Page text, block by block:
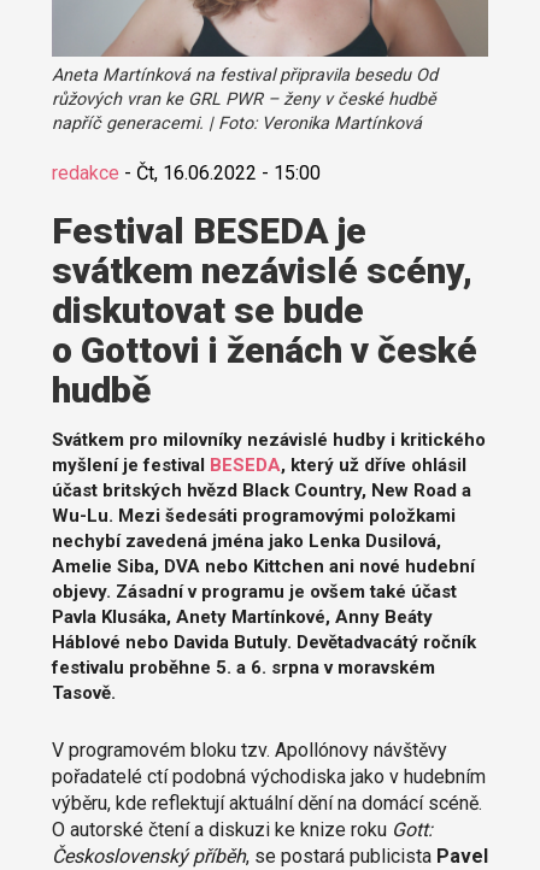
Aneta Martínková na festival připravila besedu Od
růžových vran ke GRL PWR – ženy v české hudbě
napříč generacemi. | Foto: Veronika Martínková
redakce - Čt, 16.06.2022 - 15:00
Festival BESEDA je
svátkem nezávislé scény,
diskutovat se bude
o Gottovi i ženách v české
hudbě
Svátkem pro milovníky nezávislé hudby i kritického
myšlení je festival BESEDA, který už dříve ohlásil
účast britských hvězd Black Country, New Road a
Wu-Lu. Mezi šedesáti programovými položkami
nechybí zavedená jména jako Lenka Dusilová,
Amelie Siba, DVA nebo Kittchen ani nové hudební
objevy. Zásadní v programu je ovšem také účast
Pavla Klusáka, Anety Martínkové, Anny Beáty
Háblové nebo Davida Butuly. Devětadvacátý ročník
festivalu proběhne 5. a 6. srpna v moravském
Tasově.
V programovém bloku tzv. Apollónovy návštěvy
pořadatelé ctí podobná východiska jako v hudebním
výběru, kde reflektují aktuální dění na domácí scéně.
O autorské čtení a diskuzi ke knize roku Gott:
Československý příběh, se postará publicista Pavel